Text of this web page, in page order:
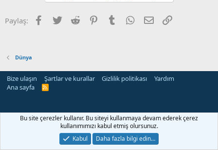
Paylaş: Facebook
Twitter Reddit PinterestTumblr WhatsApp
E-posta
Dünya
Bize ulaşın Şartlar ve kurallar Gizlilik politikası
Yardım
Ana sayfa
R
siteleri
Bu site çerezler kullanır. Bu siteyi kullanmaya devam ederek çerez
kullanımımızı kabul etmiş olursunuz.
Kabul
Daha fazla bilgi edin…